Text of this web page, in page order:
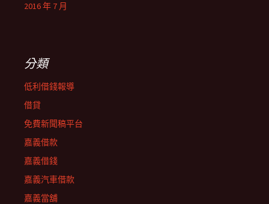
2016 年 7 月
分類
低利借錢報導
借貸
免費新聞稿平台
嘉義借款
嘉義借錢
嘉義汽車借款
嘉義當舖